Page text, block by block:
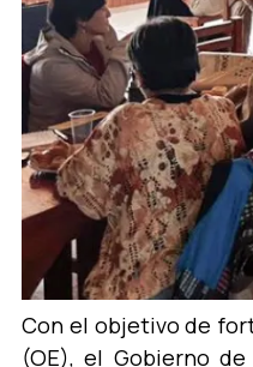
Con el objetivo de
(OE), el Gobierno